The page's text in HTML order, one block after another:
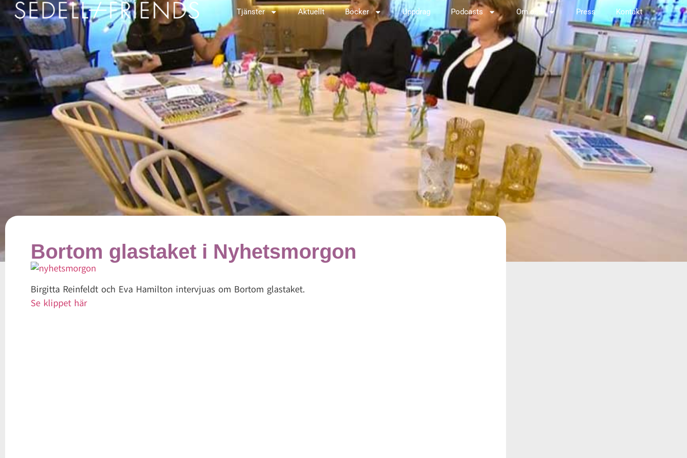
Tjänster Aktuellt Böcker Uppdrag Podcasts Om oss Press Kontakt
Bortom glastaket i Nyhetsmorgon
Birgitta Reinfeldt och Eva Hamilton intervjuas om Bortom glastaket.
Se klippet här